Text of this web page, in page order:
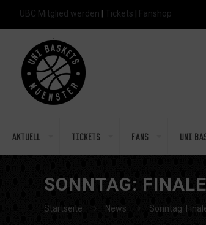
UBC Mitglied werden Tickets Fanshop
Aktuell Tickets Fans Uni
SONNTAG:
Startseite News Sonntag: